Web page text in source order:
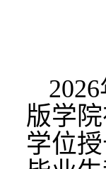
2026
版学
学位